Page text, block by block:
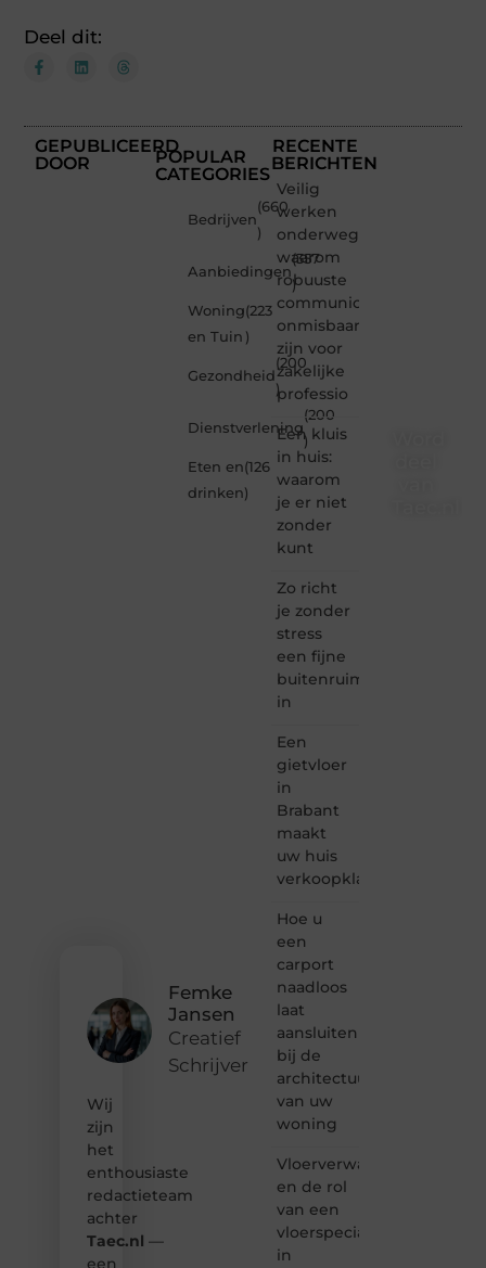
Deel dit:
GEPUBLICEERD
DOOR
Femke
Jansen
Creatief
Schrijver
Wij
zijn
het
enthousiaste
redactieteam
achter
Taec.nl —
een
POPULAR
CATEGORIES
Bedrijven
(660
)
Aanbiedingen
(357
)
Woning
en Tuin
(223
)
Gezondheid
(200
)
Dienstverlening
(200
)
Eten en
drinken
(126
)
RECENTE
BERICHTEN
Veilig
werken
onderweg:
waarom
robuuste
communicatiemiddelen
onmisbaar
zijn voor
zakelijke
professio
Een kluis
in huis:
waarom
je er niet
zonder
kunt
Zo richt
je zonder
stress
een fijne
buitenruimte
in
Een
gietvloer
in
Brabant
maakt
uw huis
verkoopklaar
Hoe u
een
carport
naadloos
laat
aansluiten
bij de
architectuur
van uw
woning
Vloerverwarming
en de rol
van een
vloerspecialist
in